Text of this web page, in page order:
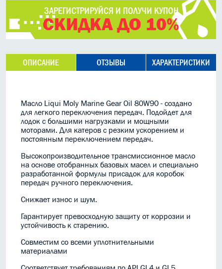
ЗАРЕГИСТРИРУЙСЯ И ПОЛУЧИ КУПОН
СКИДКА ДО 10%
ОПИСАНИЕ ОТЗЫВЫ ХАРАКТЕРИСТИКИ
Масло Liqui Moly Marine Gear Oil 80W90 - создано
для легкого переключения передач. Подойдет для
лодок с большими нагрузками и мощными
моторами. Для катеров с резким ускорением и
постоянным переключением передач.
Высокопроизводительное трансмиссионное масло
на основе отобранных базовых масел и специально
разработанной формулы присадок для коробок
передач ручного переключения.
Снижает износ и шум.
Гарантирует превосходную защиту от коррозии и
устойчивость к старению.
Совместим со всеми уплотнительными
материалами